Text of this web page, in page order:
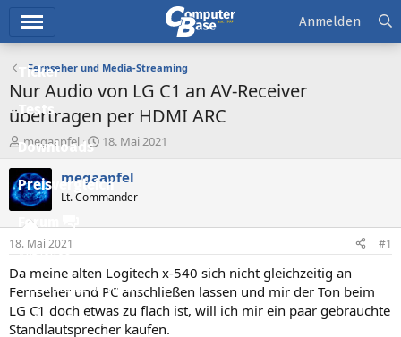
Ticker
Tests
Downloads
Preisvergleich
Forum
Aktuelles
Empfohlene Inhalte
Neue Beiträge
Anmelden
Fernseher und Media-Streaming
Nur Audio von LG C1 an AV-Receiver
übertragen per HDMI ARC
E
r
s
t
e
e
r
megaapfel
E
s
e
t
a
m
18. Mai 2021
megaapfel
Lt. Commander
18. Mai 2021 #1
Da meine alten Logitech x-540 sich nicht gleichzeitig an
Fernseher und PC anschließen lassen und mir der Ton beim
LG C1 doch etwas zu flach ist, will ich mir ein paar gebrauchte
Standlautsprecher kaufen.